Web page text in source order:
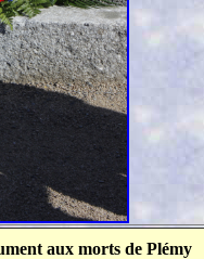
aux morts de Plémy